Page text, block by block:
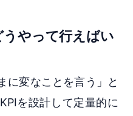
うやって行えばい
に変なことを言う」と
を設計して定量的に